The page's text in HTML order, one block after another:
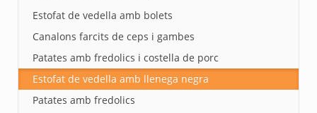
Estofat de vedella amb bolets
Canalons farcits de ceps i gambes
Patates amb fredolics i costella de porc
Estofat de vedella amb llenega negra
Patates amb fredolics